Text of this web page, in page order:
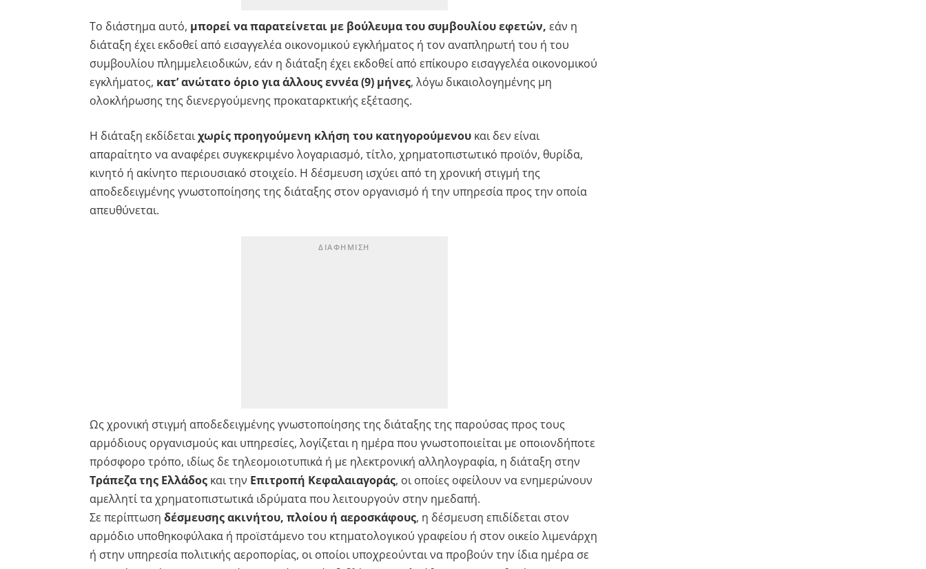
Το διάστημα αυτό, μπορεί να παρατείνεται με βούλευμα του συμβουλίου εφετών, εάν η
διάταξη έχει εκδοθεί από εισαγγελέα οικονομικού εγκλήματος ή τον αναπληρωτή του ή του
συμβουλίου πλημμελειοδικών, εάν η διάταξη έχει εκδοθεί από επίκουρο εισαγγελέα οικονομικού
εγκλήματος, κατ’ ανώτατο όριο για άλλους εννέα (9) μήνες, λόγω δικαιολογημένης μη
ολοκλήρωσης της διενεργούμενης προκαταρκτικής εξέτασης.
Η διάταξη εκδίδεταιχωρίς προηγούμενη κλήση του κατηγορούμενουκαι δεν είναι
απαραίτητο να αναφέρει συγκεκριμένο λογαριασμό, τίτλο, χρηματοπιστωτικό προϊόν, θυρίδα,
κινητό ή ακίνητο περιουσιακό στοιχείο. Η δέσμευση ισχύει από τη χρονική στιγμή της
αποδεδειγμένης γνωστοποίησης της διάταξης στον οργανισμό ή την υπηρεσία προς την οποία
απευθύνεται.
Ως χρονική στιγμή αποδεδειγμένης γνωστοποίησης της διάταξης της παρούσας προς τους
αρμόδιους οργανισμούς και υπηρεσίες, λογίζεται η ημέρα που γνωστοποιείται με οποιονδήποτε
πρόσφορο τρόπο, ιδίως δε τηλεομοιοτυπικά ή με ηλεκτρονική αλληλογραφία, η διάταξη στην
Τράπεζα της Ελλάδοςκαι την Επιτροπή Κεφαλαιαγοράς, οι οποίες οφείλουν να ενημερώνουν
αμελλητί τα χρηματοπιστωτικά ιδρύματα που λειτουργούν στην ημεδαπή.
Σε περίπτωση δέσμευσης ακινήτου, πλοίου ή αεροσκάφους, η δέσμευση επιδίδεται στον
αρμόδιο υποθηκοφύλακα ή προϊστάμενο του κτηματολογικού γραφείου ή στον οικείο λιμενάρχη
ή στην υπηρεσία πολιτικής αεροπορίας, οι οποίοι υποχρεούνται να προβούν την ίδια ημέρα σε